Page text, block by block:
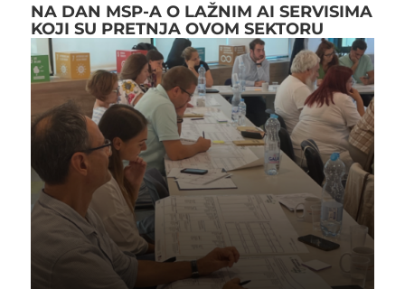
NA DAN MSP-A O LAŽNIM AI SERVISIMA
KOJI SU PRETNJA OVOM SEKTORU